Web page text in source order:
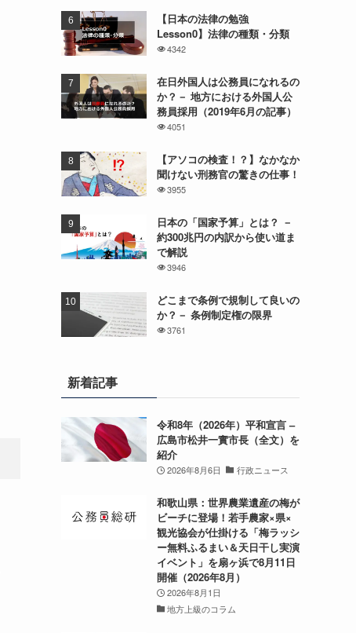
【日本の法律の勉強
Lesson0】法律の種類・分類
4342
在日外国人は公務員になれるの
か？－ 地方における外国人公
務員採用（2019年6月の記事）
4051
【アソコの検査！？】なかなか
聞けない刑務官の驚きの仕事！
3955
日本の「国家予算」とは？ －
約300兆円の内訳から使い道ま
で解説
3946
どこまで条例で規制して良いの
か？－ 条例制定権の限界
3761
新着記事
令和8年（2026年）平和宣言 –
広島市松井一實市長（全文）を
紹介
2026年8月6日 行政ニュース
和歌山県：世界農業遺産の梅が
ビーチに登場！若手農家×県×
観光協会が仕掛ける「梅ラッシ
ー無料ふるまい＆天日干し実演
イベント」を扇ヶ浜で8月11日
開催（2026年8月）
2026年8月1日
地方上級のコラム